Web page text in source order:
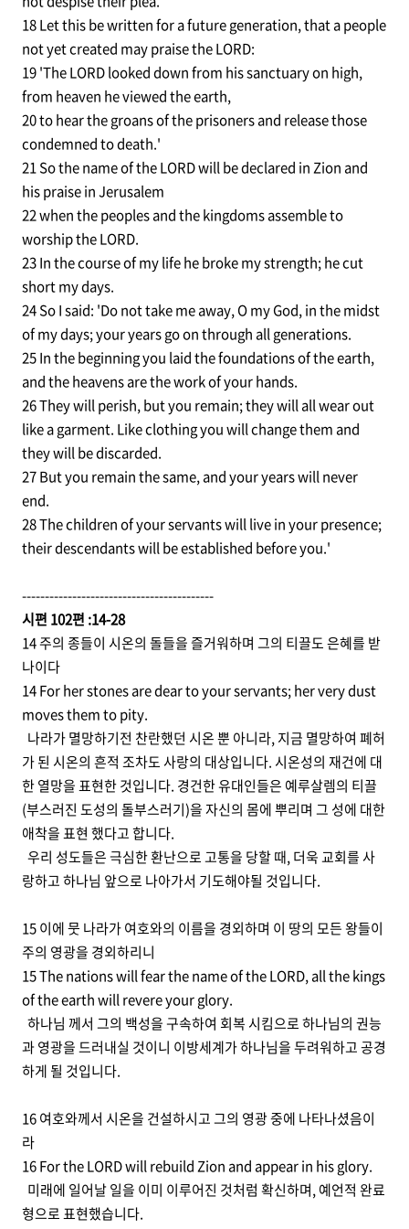
18 Let this be written for a future generation, that a people
not yet created may praise the LORD:
19 'The LORD looked down from his sanctuary on high,
from heaven he viewed the earth,
20 to hear the groans of the prisoners and release those
condemned to death.'
21 So the name of the LORD will be declared in Zion and
his praise in Jerusalem
22 when the peoples and the kingdoms assemble to
worship the LORD.
23 In the course of my life he broke my strength; he cut
short my days.
24 So I said: 'Do not take me away, O my God, in the midst
of my days; your years go on through all generations.
25 In the beginning you laid the foundations of the earth,
and the heavens are the work of your hands.
26 They will perish, but you remain; they will all wear out
like a garment. Like clothing you will change them and
they will be discarded.
27 But you remain the same, and your years will never
end.
28 The children of your servants will live in your presence;
their descendants will be established before you.'
------------------------------------------
시편 102편 :14-28
14 주의 종들이 시온의 돌들을 즐거워하며 그의 티끌도 은혜를 받
나이다
14 For her stones are dear to your servants; her very dust
moves them to pity.
나라가 멸망하기전 찬란했던 시온 뿐 아니라, 지금 멸망하여 폐허
가 된 시온의 흔적 조차도 사랑의 대상입니다. 시온성의 재건에 대
한 열망을 표현한 것입니다. 경건한 유대인들은 예루살렘의 티끌
(부스러진 도성의 돌부스러기)을 자신의 몸에 뿌리며 그 성에 대한
애착을 표현 했다고 합니다.
우리 성도들은 극심한 환난으로 고통을 당할 때, 더욱 교회를 사
랑하고 하나님 앞으로 나아가서 기도해야될 것입니다.
15 이에 뭇 나라가 여호와의 이름을 경외하며 이 땅의 모든 왕들이
주의 영광을 경외하리니
15 The nations will fear the name of the LORD, all the kings
of the earth will revere your glory.
하나님 께서 그의 백성을 구속하여 회복 시킴으로 하나님의 권능
과 영광을 드러내실 것이니 이방세계가 하나님을 두려워하고 공경
하게 될 것입니다.
16 여호와께서 시온을 건설하시고 그의 영광 중에 나타나셨음이
라
16 For the LORD will rebuild Zion and appear in his glory.
미래에 일어날 일을 이미 이루어진 것처럼 확신하며, 예언적 완료
형으로 표현했습니다.